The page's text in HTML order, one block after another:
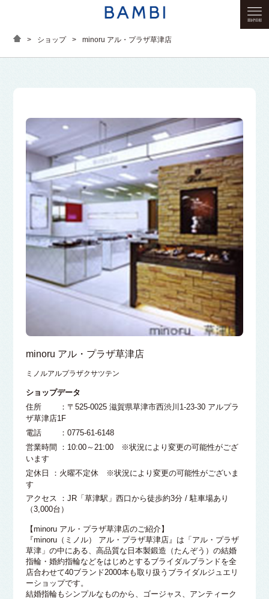
> ショップ > minoru アル・プラザ草津店
minoru アル・プラザ草津店
ミノルアルプラザクサツテン
ショップデータ
住所 ：〒525-0025 滋賀県草津市西渋川1-23-30 アルプラ
ザ草津店1F
電話 ：0775-61-6148
営業時間 ：10:00～21:00 ※状況により変更の可能性がござ
います
定休日 ：火曜不定休 ※状況により変更の可能性がございま
す
アクセス ：JR「草津駅」西口から徒歩約3分 / 駐車場あり
（3,000台）
【minoru アル・プラザ草津店のご紹介】
『minoru（ミノル） アル・プラザ草津店』は「アル・プラザ
草津」の中にある、高品質な日本製鍛造（たんぞう）の結婚
指輪・婚約指輪などをはじめとするブライダルブランドを全
店合わせて40ブランド2000本も取り扱うブライダルジュエリ
ーショップです。
結婚指輪もシンプルなものから、ゴージャス、アンティーク